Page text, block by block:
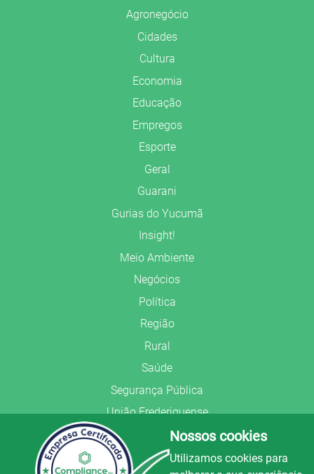
Agronegócio
Cidades
Cultura
Economia
Educação
Empregos
Esporte
Geral
Guarani
Gurias do Yucumã
Insight!
Meio Ambiente
Negócios
Política
Região
Rural
Saúde
Segurança Pública
União Frederiquense
Nossos cookies
Utilizamos cookies para